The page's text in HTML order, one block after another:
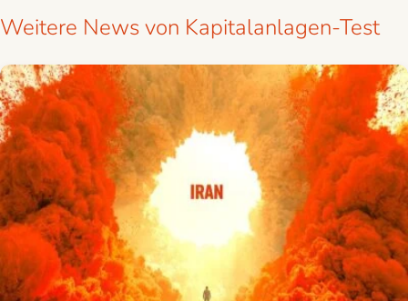
Weitere News von Kapitalanlagen-Test